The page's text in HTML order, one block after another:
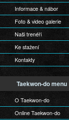
Informace & nábor
Foto & video galerie
Naši trenéři
Ke stažení
Kontakty
Taekwon-do menu
O Taekwon-do
Online Taekwon-do